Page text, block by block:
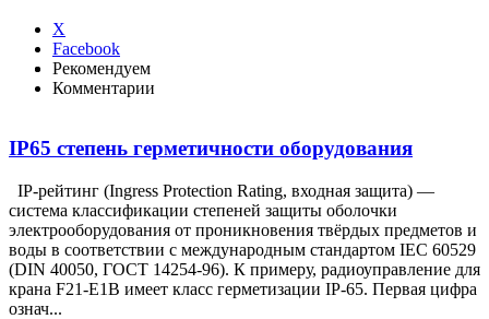
X
Facebook
Рекомендуем
Комментарии
IP65 степень герметичности оборудования
IP-рейтинг (Ingress Protection Rating, входная защита) —
система классификации степеней защиты оболочки
электрооборудования от проникновения твёрдых предметов и
воды в соответствии с международным стандартом IEC 60529
(DIN 40050, ГОСТ 14254-96). К примеру, радиоуправление для
крана F21-E1B имеет класс герметизации IP-65. Первая цифра
означ...